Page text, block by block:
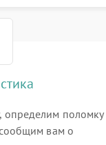
определим поломку
вам о